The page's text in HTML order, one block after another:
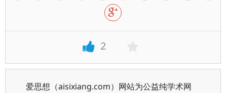
2
爱思想（aisixiang.com）网站为公益纯学术网